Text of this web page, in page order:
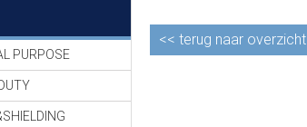
PURPOSE
<< terug naar overzicht